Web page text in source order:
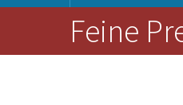
Feine